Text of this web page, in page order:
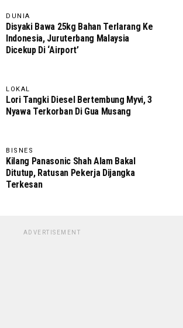
DUNIA
Disyaki Bawa 25kg Bahan Terlarang Ke
Indonesia, Juruterbang Malaysia
Dicekup Di ‘Airport’
LOKAL
Lori Tangki Diesel Bertembung Myvi, 3
Nyawa Terkorban Di Gua Musang
BISNES
Kilang Panasonic Shah Alam Bakal
Ditutup, Ratusan Pekerja Dijangka
Terkesan
ADVERTISEMENT